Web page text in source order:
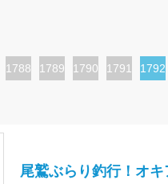
ペ
1788
ペ
1789
ペ
1790
ペ
1791
カ
ペ
1792
尾鷲ぶらり釣行！オ